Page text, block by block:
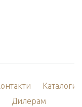
Каталоги
Дилерам